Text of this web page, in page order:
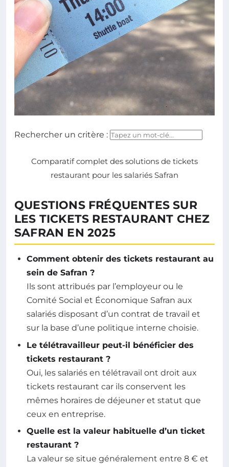
Rechercher un critère :
Comparatif complet des solutions de tickets
restaurant pour les salariés Safran
QUESTIONS FRÉQUENTES SUR
LES TICKETS RESTAURANT CHEZ
SAFRAN EN 2025
Comment obtenir des tickets restaurant au
sein de Safran ?
Ils sont attribués par l’employeur ou le
Comité Social et Économique Safran aux
salariés disposant d’un contrat de travail et
sur la base d’une politique interne choisie.
Le télétravailleur peut-il bénéficier des
tickets restaurant ?
Oui, les salariés en télétravail ont droit aux
tickets restaurant car ils conservent les
mêmes horaires de déjeuner et statut que
ceux en entreprise.
Quelle est la valeur habituelle d’un ticket
restaurant ?
La valeur se situe généralement entre 8 € et